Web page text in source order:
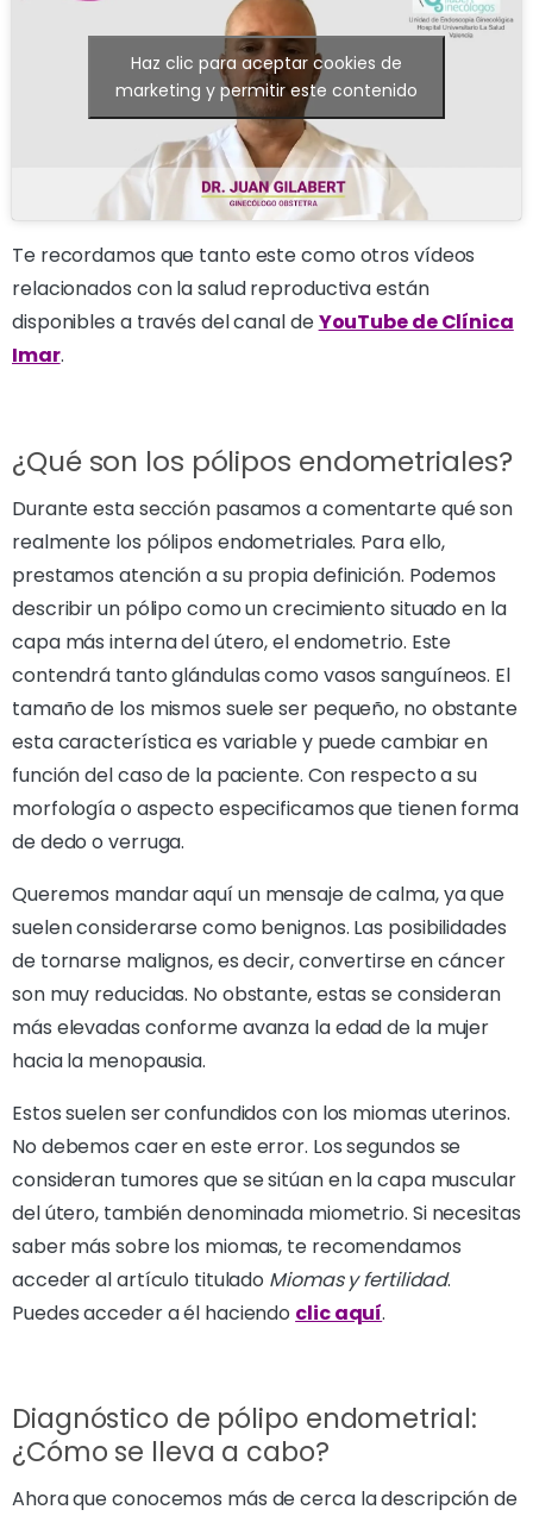
Haz clic para aceptar cookies de
marketing y permitir este contenido
Te recordamos que tanto este como otros vídeos
relacionados con la salud reproductiva están
disponibles a través del canal deYouTube de Clínica
Imar.
¿Qué son los pólipos endometriales?
Durante esta sección pasamos a comentarte qué son
realmente los pólipos endometriales. Para ello,
prestamos atención a su propia definición. Podemos
describir un pólipo como un crecimiento situado en la
capa más interna del útero, el endometrio. Este
contendrá tanto glándulas como vasos sanguíneos. El
tamaño de los mismos suele ser pequeño, no obstante
esta característica es variable y puede cambiar en
función del caso de la paciente. Con respecto a su
morfología o aspecto especificamos que tienen forma
de dedo o verruga.
Queremos mandar aquí un mensaje de calma, ya que
suelen considerarse como benignos. Las posibilidades
de tornarse malignos, es decir, convertirse en cáncer
son muy reducidas. No obstante, estas se consideran
más elevadas conforme avanza la edad de la mujer
hacia la menopausia.
Estos suelen ser confundidos con los miomas uterinos.
No debemos caer en este error. Los segundos se
consideran tumores que se sitúan en la capa muscular
del útero, también denominada miometrio. Si necesitas
saber más sobre los miomas, te recomendamos
acceder al artículo titulado Miomas y fertilidad.
Puedes acceder a él haciendo clic aquí.
Diagnóstico de pólipo endometrial:
¿Cómo se lleva a cabo?
Ahora que conocemos más de cerca la descripción de